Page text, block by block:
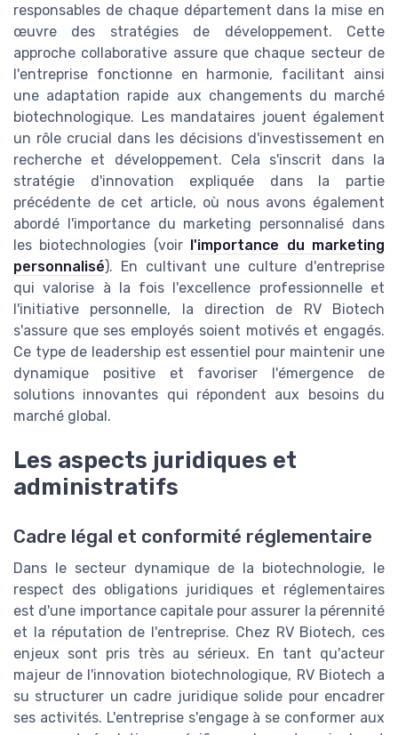
responsables de chaque département dans la mise en
œuvre des stratégies de développement. Cette
approche collaborative assure que chaque secteur de
l'entreprise fonctionne en harmonie, facilitant ainsi
une adaptation rapide aux changements du marché
biotechnologique. Les mandataires jouent également
un rôle crucial dans les décisions d'investissement en
recherche et développement. Cela s'inscrit dans la
stratégie d'innovation expliquée dans la partie
précédente de cet article, où nous avons également
abordé l'importance du marketing personnalisé dans
les biotechnologies (voir l'importance du marketing
personnalisé). En cultivant une culture d'entreprise
qui valorise à la fois l'excellence professionnelle et
l'initiative personnelle, la direction de RV Biotech
s'assure que ses employés soient motivés et engagés.
Ce type de leadership est essentiel pour maintenir une
dynamique positive et favoriser l'émergence de
solutions innovantes qui répondent aux besoins du
marché global.
Les aspects juridiques et
administratifs
Cadre légal et conformité réglementaire
Dans le secteur dynamique de la biotechnologie, le
respect des obligations juridiques et réglementaires
est d'une importance capitale pour assurer la pérennité
et la réputation de l'entreprise. Chez RV Biotech, ces
enjeux sont pris très au sérieux. En tant qu'acteur
majeur de l'innovation biotechnologique, RV Biotech a
su structurer un cadre juridique solide pour encadrer
ses activités. L'entreprise s'engage à se conformer aux